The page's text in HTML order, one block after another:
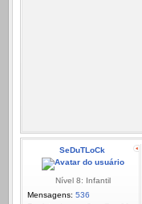
SeDuTLoCk
Nível 8: Infantil
Mensagens: 536